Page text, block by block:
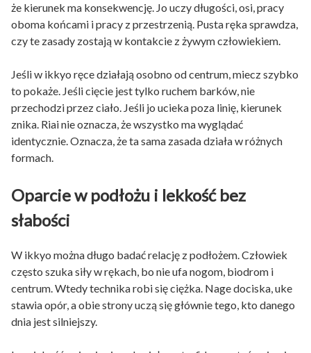
że kierunek ma konsekwencję. Jo uczy długości, osi, pracy
oboma końcami i pracy z przestrzenią. Pusta ręka sprawdza,
czy te zasady zostają w kontakcie z żywym człowiekiem.
Jeśli w ikkyo ręce działają osobno od centrum, miecz szybko
to pokaże. Jeśli cięcie jest tylko ruchem barków, nie
przechodzi przez ciało. Jeśli jo ucieka poza linię, kierunek
znika. Riai nie oznacza, że wszystko ma wyglądać
identycznie. Oznacza, że ta sama zasada działa w różnych
formach.
Oparcie w podłożu i lekkość bez
słabości
W ikkyo można długo badać relację z podłożem. Człowiek
często szuka siły w rękach, bo nie ufa nogom, biodrom i
centrum. Wtedy technika robi się ciężka. Nage dociska, uke
stawia opór, a obie strony uczą się głównie tego, kto danego
dnia jest silniejszy.